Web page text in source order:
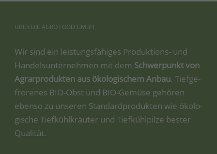
ÜBER DIE AGRO FOOD GMBH
Wir sind ein leis­tungs­fä­hi­ges Pro­duk­ti­ons- und
Han­dels­un­ter­neh­men mit dem Schwer­punkt von
Agrar­pro­duk­ten aus öko­lo­gi­schem Anbau. Tief­ge­
fro­re­nes BIO-Obst und BIO-Gemü­se gehö­ren
eben­so zu unse­ren Stan­dard­pro­duk­ten wie öko­lo­
gi­sche Tief­kühl­kräu­ter und Tief­kühl­pil­ze bes­ter
Qualität.